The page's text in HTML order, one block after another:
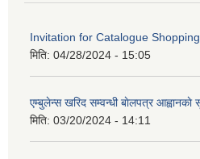
Invitation for Catalogue
मिति: 04/28/2024 - 15:05
एम्बुलेन्स खरिद सम्वन्धी बाेलपत्र आह्वानकाे
मिति: 03/20/2024 - 14:11